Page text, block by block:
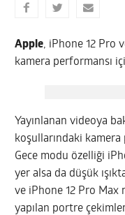
Apple, iPhone 12 Pro
kamera performansı
Yayınlanan videoya
koşullarındaki
Gece modu özelliği
yer alsa da düşük
ve iPhone 12 Pro Max
yapılan portre